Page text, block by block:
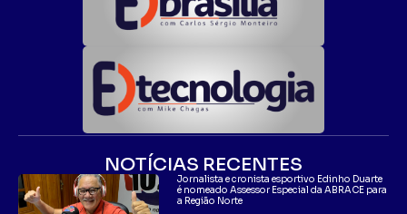
NOTÍCIAS RECENTES
Jornalista e cronista esportivo Edinho Duarte
é nomeado Assessor Especial da ABRACE para
a Região Norte